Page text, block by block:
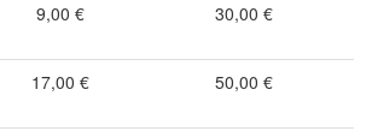
9,00 € 30,00 €
17,00 € 50,00 €